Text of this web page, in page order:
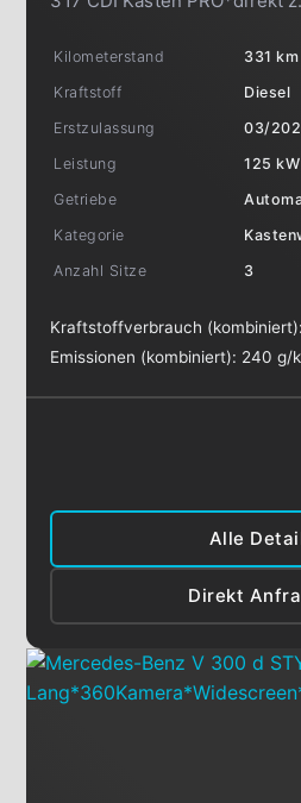
Kilometerstand
331 km
Kraftstoff
Diesel
Erstzulassung
03/
Leistung
125
Getriebe
Kategorie
Anzahl Sitze
3
Kraftstoffverbrauch (kombiniert):
Emissionen (kombiniert): 240 g/
Alle
Direkt